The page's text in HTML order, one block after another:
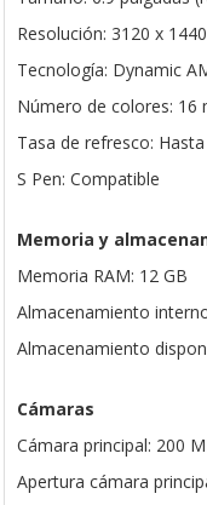
Resolución: 3120 x
Tecnología: Dynamic
Número de colores: 16
Tasa de refresco:
S Pen: Compatible
Memoria y
Memoria RAM: 12 GB
Almacenamiento
Almacenamiento
Cámaras
Cámara principal: 200
Apertura cámara